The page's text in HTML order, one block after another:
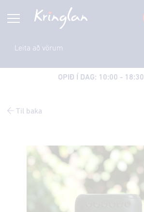
OPIÐ Í DAG: 10:00 - 18:30
Til baka